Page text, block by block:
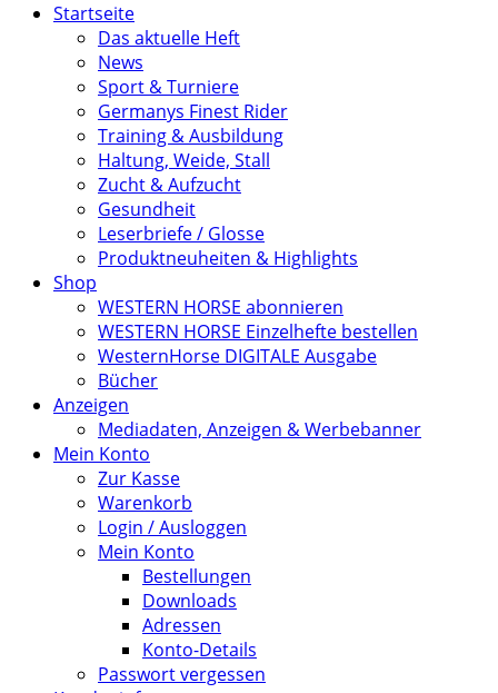
Startseite
Das aktuelle Heft
News
Sport & Turniere
Germanys Finest Rider
Training & Ausbildung
Haltung, Weide, Stall
Zucht & Aufzucht
Gesundheit
Leserbriefe / Glosse
Produktneuheiten & Highlights
Shop
WESTERN HORSE abonnieren
WESTERN HORSE Einzelhefte bestellen
WesternHorse DIGITALE Ausgabe
Bücher
Anzeigen
Mediadaten, Anzeigen & Werbebanner
Mein Konto
Zur Kasse
Warenkorb
Login / Ausloggen
Mein Konto
Bestellungen
Downloads
Adressen
Konto-Details
Passwort vergessen